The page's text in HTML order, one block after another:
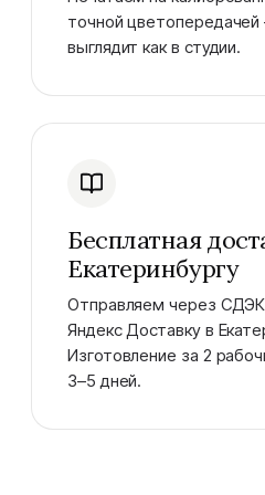
точной
выглядит как в студии.
Бесплатная
Екатеринбургу
Отправляем через
Яндекс Доставку в
Изготовление за 2
3–5 дней.